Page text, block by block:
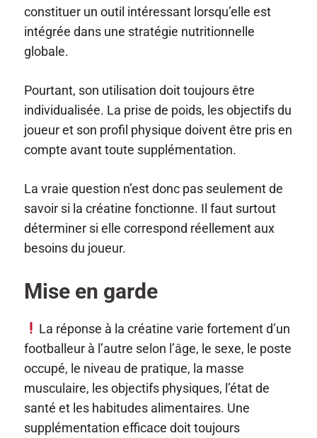
constituer un outil intéressant lorsqu’elle est
intégrée dans une stratégie nutritionnelle
globale.
Pourtant, son utilisation doit toujours être
individualisée. La prise de poids, les objectifs du
joueur et son profil physique doivent être pris en
compte avant toute supplémentation.
La vraie question n’est donc pas seulement de
savoir si la créatine fonctionne. Il faut surtout
déterminer si elle correspond réellement aux
besoins du joueur.
Mise en garde
La réponse à la créatine varie fortement d’un
footballeur à l’autre selon l’âge, le sexe, le poste
occupé, le niveau de pratique, la masse
musculaire, les objectifs physiques, l’état de
santé et les habitudes alimentaires. Une
supplémentation efficace doit toujours